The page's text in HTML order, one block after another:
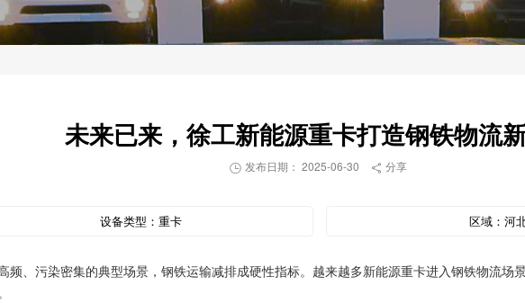
未来已来，徐工新能源重卡打造钢铁物流
 发布日期： 2025-06-30  分享
设备类型：重卡 区域：河
频、污染密集的典型场景，钢铁运输减排成硬性指标。越来越多新能源重卡进入钢铁物流